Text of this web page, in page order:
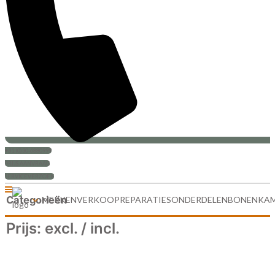
+31 (0)30-6880999
PRIJS AANVRAAG
SERVICEVERZOEK
MERKENVERKOOPREPARATIESONDERDELEN
Categorieën
Prijs: excl. / incl.